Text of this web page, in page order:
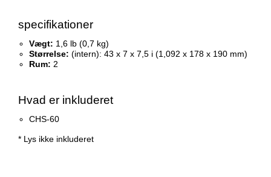
specifikationer
Vægt: 1,6 lb (0,7 kg)
Størrelse: (intern): 43 x 7 x 7,5 i (1,092 x 178 x 190 mm)
Rum: 2
Hvad er inkluderet
CHS-60
* Lys ikke inkluderet